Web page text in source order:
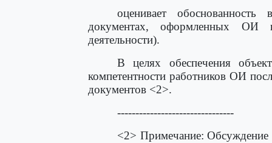
оценивает
документах, оформленных ОИ
деятельности).
В целях обеспечения
компетентности работников ОИ
документов <2>.
--------------------------------
<2> Примечание: Обсуждение